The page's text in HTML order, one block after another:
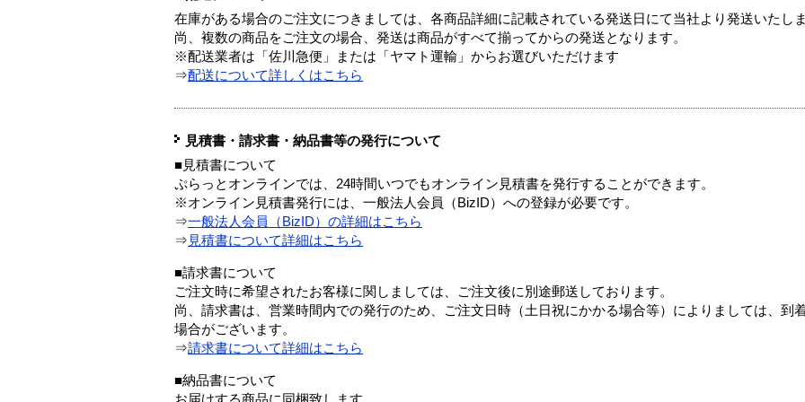
在庫がある場合のご注文につきましては、各商品詳細に記載されている発送日にて当社より発送いたしま
尚、複数の商品をご注文の場合、発送は商品がすべて揃ってからの発送となります。
※配送業者は「佐川急便」または「ヤマト運輸」からお選びいただけます
⇒配送について詳しくはこちら
見積書・請求書・納品書等の発行について
■見積書について
ぷらっとオンラインでは、24時間いつでもオンライン見積書を発行することができます。
※オンライン見積書発行には、一般法人会員（BizID）への登録が必要です。
⇒一般法人会員（BizID）の詳細はこちら
⇒ 見積書について詳細はこちら
■請求書について
ご注文時に希望されたお客様に関しましては、ご注文後に別途郵送しております。
尚、請求書は、営業時間内での発行のため、ご注文日時（土日祝にかかる場合等）によりましては、到
場合がございます。
⇒請求書について詳細はこちら
■納品書について